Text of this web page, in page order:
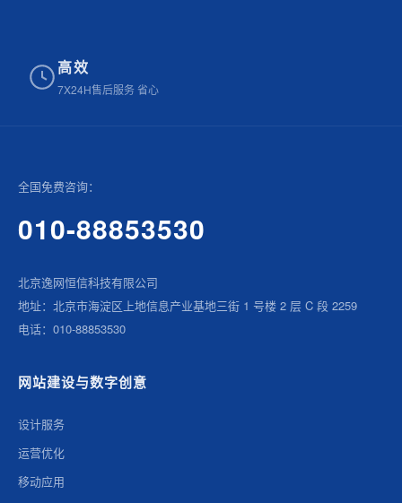
高效
7X24H售后服务 省心
全国免费咨询：
010-88853530
北京逸网恒信科技有限公司
地址：北京市海淀区上地信息产业基地三街 1 号楼 2 层 C 段 2259
电话：010-88853530
网站建设与数字创意
设计服务
运营优化
移动应用